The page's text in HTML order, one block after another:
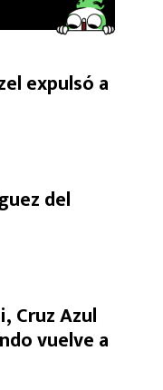
expulsó a
del
Cruz Azul
vuelve a